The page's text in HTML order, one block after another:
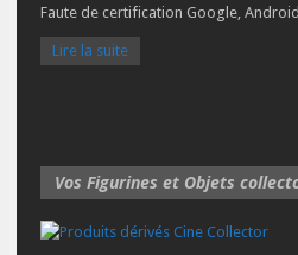
Faute de certification Google,
Lire la suite
Vos Figurines et Objets